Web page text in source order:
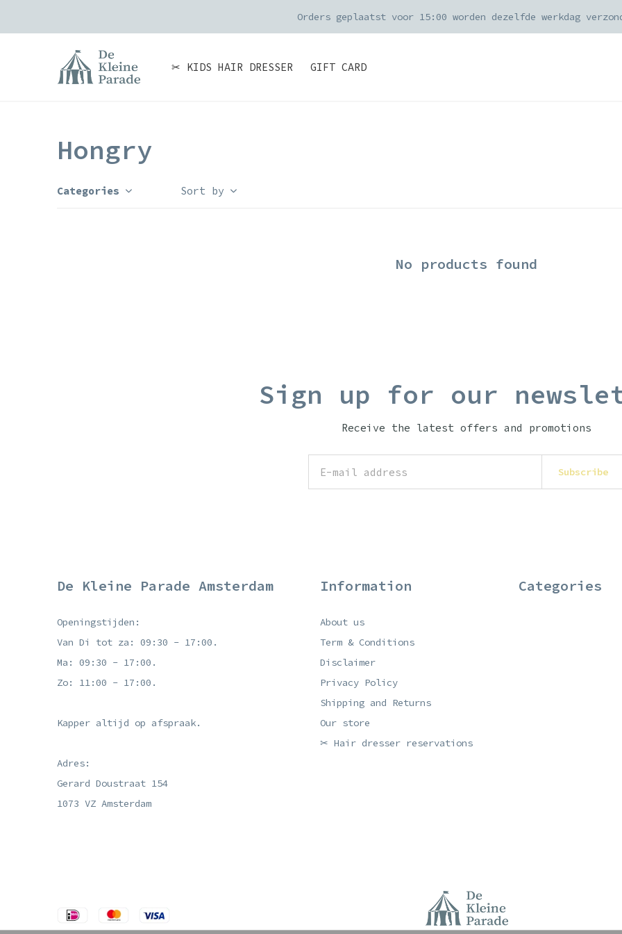
✂ KIDS HAIR DRESSER GIFT CARD
Orders geplaatst voor 15:00 worden dezelfde werkdag
Hongry
Categories Sort by
No products found
Sign up for our
Receive the latest offers and promotions
Subscribe
De Kleine Parade Amsterdam
Openingstijden:
Van Di tot za: 09:30 - 17:00.
Ma: 09:30 - 17:00.
Zo: 11:00 - 17:00.
Kapper altijd op afspraak.
Adres:
Gerard Doustraat 154
1073 VZ Amsterdam
Information
About us
Term & Conditions
Disclaimer
Privacy Policy
Shipping and Returns
Our store
✂ Hair dresser reservations
Categories